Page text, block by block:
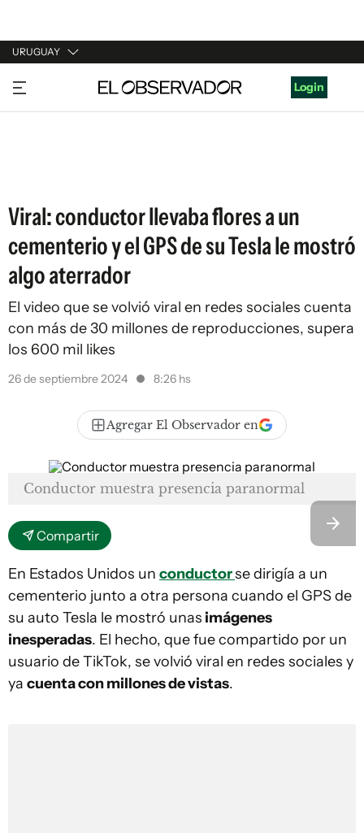
URUGUAY
URUGUAY
ARGENTINA
Login
Viral: conductor llevaba flores a un
cementerio y el GPS de su Tesla le mostró
algo aterrador
El video que se volvió viral en redes sociales cuenta
con más de 30 millones de reproducciones, supera
los 600 mil likes
26 de septiembre 2024 8:26 hs
Agregar El Observador en
Conductor muestra presencia paranormal
Compartir
En Estados Unidos un conductorse dirigía a un
cementerio junto a otra persona cuando el GPS de
su auto Tesla le mostró unas imágenes
inesperadas. El hecho, que fue compartido por un
usuario de TikTok, se volvió viral en redes sociales y
ya cuenta con millones de vistas.